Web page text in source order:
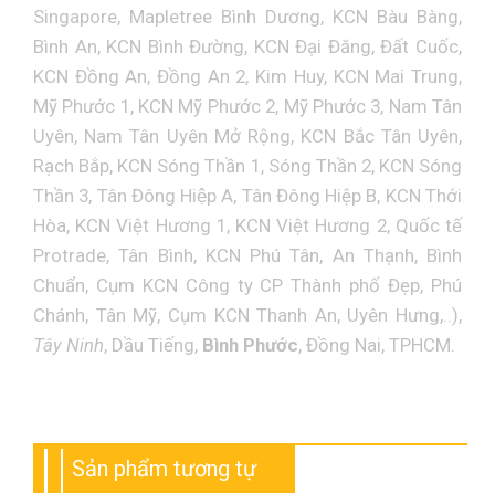
Singapore, Mapletree Bình Dương, KCN Bàu Bàng,
Bình An, KCN Bình Đường, KCN Đại Đăng, Đất Cuốc,
KCN Đồng An, Đồng An 2, Kim Huy, KCN Mai Trung,
Mỹ Phước 1, KCN Mỹ Phước 2, Mỹ Phước 3, Nam Tân
Uyên, Nam Tân Uyên Mở Rộng, KCN Bắc Tân Uyên,
Rạch Bắp, KCN Sóng Thần 1, Sóng Thần 2, KCN Sóng
Thần 3, Tân Đông Hiệp A, Tân Đông Hiệp B, KCN Thới
Hòa, KCN Việt Hương 1, KCN Việt Hương 2, Quốc tế
Protrade, Tân Bình, KCN Phú Tân, An Thạnh, Bình
Chuẩn, Cụm KCN Công ty CP Thành phố Đẹp, Phú
Chánh, Tân Mỹ, Cụm KCN Thanh An, Uyên Hưng,..),
Tây Ninh, Dầu Tiếng, Bình Phước, Đồng Nai, TPHCM.
Sản phẩm tương tự